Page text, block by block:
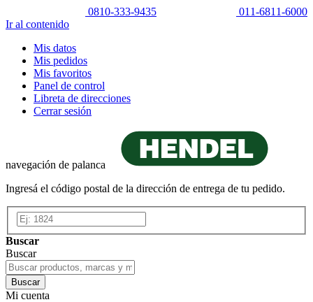
0810-333-9435
011-6811-6000
Ir al contenido
Mis datos
Mis pedidos
Mis favoritos
Panel de control
Libreta de direcciones
Cerrar sesión
navegación de palanca
Ingresá el código postal de la dirección de entrega de tu pedido.
Buscar
Buscar
Buscar
Mi cuenta